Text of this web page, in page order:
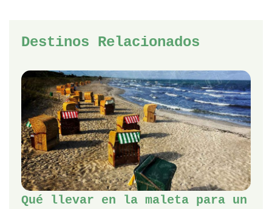
Destinos Relacionados
Qué llevar en la maleta para un